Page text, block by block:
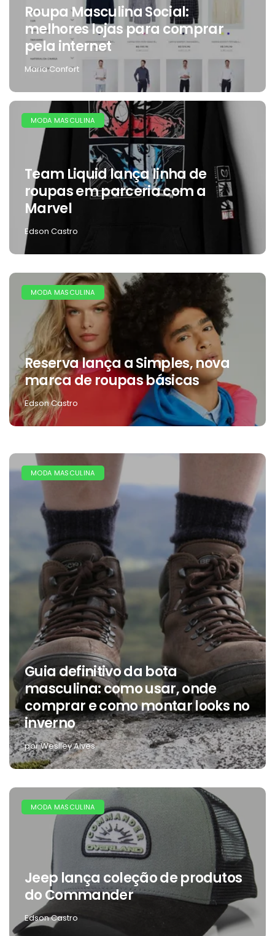
Roupa Masculina Social:
melhores lojas para comprar
pela internet
Maria Confort
MODA MASCULINA
Team Liquid lança linha de
roupas em parceria com a
Marvel
Edson Castro
MODA MASCULINA
Reserva lança a Simples, nova
marca de roupas básicas
Edson Castro
MODA MASCULINA
Guia definitivo da bota
masculina: como usar, onde
comprar e como montar looks no
inverno
por Weslley Alves
MODA MASCULINA
Jeep lança coleção de produtos
do Commander
Edson Castro